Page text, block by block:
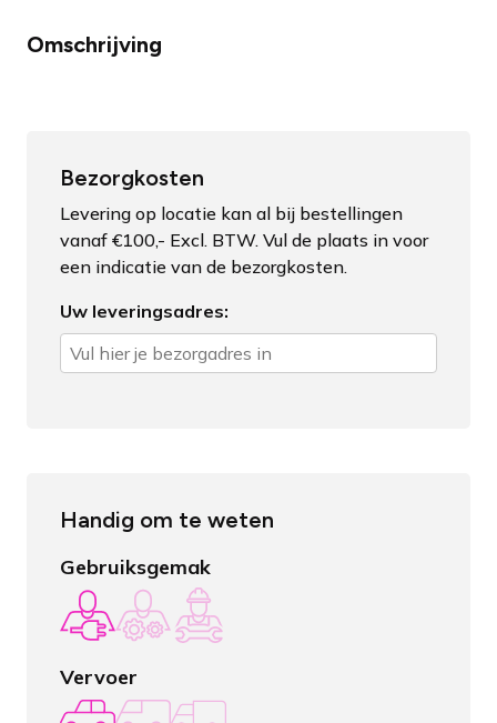
Omschrijving
Bezorgkosten
Levering op locatie kan al bij bestellingen
vanaf €100,- Excl. BTW. Vul de plaats in voor
een indicatie van de bezorgkosten.
Uw leveringsadres:
Handig om te weten
Gebruiksgemak
Vervoer